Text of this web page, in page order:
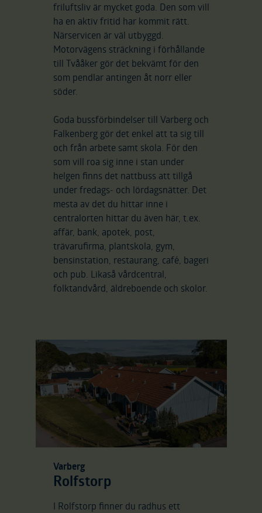
friluftsliv är mycket goda. Den som vill
ha en aktiv fritid har kommit rätt.
Närservicen är väl utbyggd.
Motorvägens sträckning i förhållande
till Tvååker gör det bekvämt för den
som pendlar antingen åt norr eller
söder.
Goda bussförbindelser till Varberg och
Falkenberg gör det enkel att ta sig till
och från arbete samt skola. För den
som vill roa sig inne i stan under
helgen finns det nattbuss att tillgå
under fredags- och lördagsnätter. Det
mesta av det du hittar inne i
centralorten hittar du även här, t.ex.
affär, bank, apotek, post,
trävarufirma, plantskola, gym,
bensinstation, restaurang, café, bageri
och pub. Likaså vårdcentral,
folktandvård, äldreboende och skolor.
Varberg
Rolfstorp
I Rolfstorp finner du radhus ett